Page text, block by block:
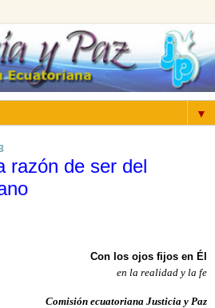
▼
razón de ser del
Con los ojos fijos en Él
en la realidad y la fe
Comisión ecuatoriana Justicia y Paz